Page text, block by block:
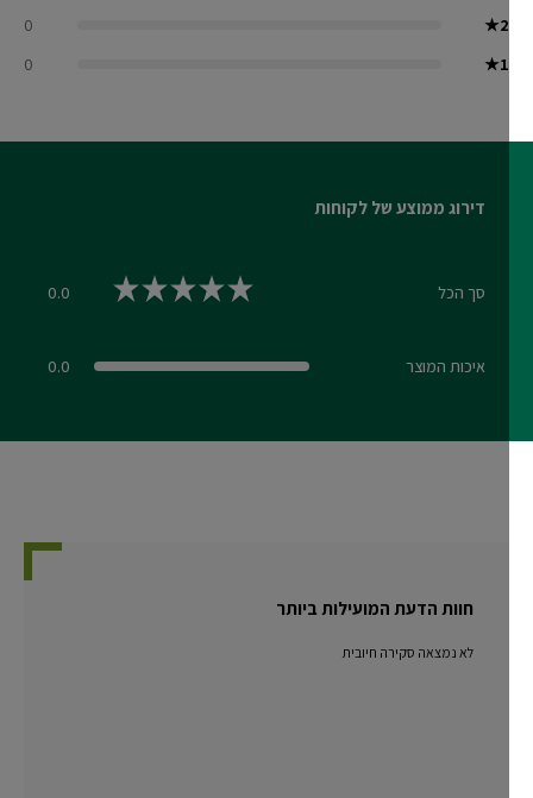
דירוג ממוצע של לקוחות
סך הכל
איכות המוצר
חוות הדעת המועילות ביותר
לא נמצאה סקירה חיובית